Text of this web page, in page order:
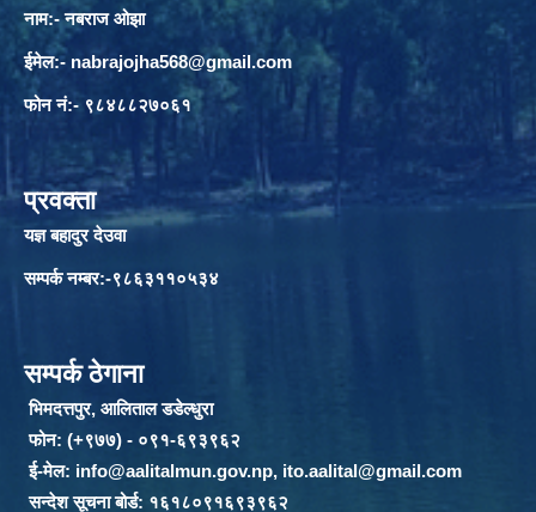
नाम:- नबराज ओझा
ईमेल:- nabrajojha568@gmail.com
फोन नं:- ९८४८८२७०६१
प्रवक्ता
यज्ञ बहादुर देउवा
सम्पर्क नम्बर:-९८६३११०५३४
सम्पर्क ठेगाना
भिमदत्तपुर, आलिताल डडेल्धुरा
फोन: (+९७७) - ०९१-६९३९६२
ई-मेल: info@aalitalmun.gov.np, ito.aalital@gmail.com
सन्देश सूचना बोर्ड: १६१८०९१६९३९६२